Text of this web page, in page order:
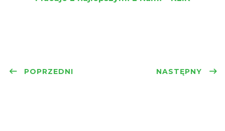
POPRZEDNI NASTĘPNY